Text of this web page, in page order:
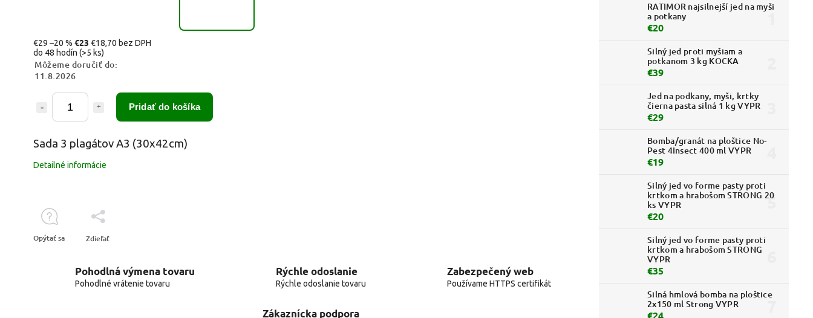
RATIMOR najsilnejší jed na myši
a potkany
€20
Silný jed proti myšiam a
potkanom 3 kg KOCKA
€39
Jed na podkany, myši, krtky
čierna pasta silná 1 kg VYPR
€29
Bomba/granát na ploštice No-
Pest 4Insect 400 ml VYPR
€19
Silný jed vo forme pasty proti
krtkom a hrabošom STRONG 20
ks VYPR
€20
Silný jed vo forme pasty proti
krtkom a hrabošom STRONG
VYPR
€35
Silná hmlová bomba na ploštice
2x150 ml Strong VYPR
€24
€29 –20 % €23 €18,70 bez DPH
do 48 hodín (>5 ks)
Môžeme doručiť do:
11.8.2026
Pridať do košíka
Sada 3 plagátov A3 (30x42cm)
Detailné informácie
Opýtať sa Zdieľať
Pohodlná výmena tovaru
Pohodlné vrátenie tovaru
Rýchle odoslanie
Rýchle odoslanie tovaru
Zabezpečený web
Používame HTTPS certifikát
Zákaznícka podpora